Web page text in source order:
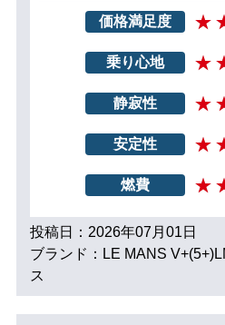
価格満足度
乗り心地
静寂性
安定性
燃費
投稿日：2026年07月01日
ブランド：LE MANS
ス